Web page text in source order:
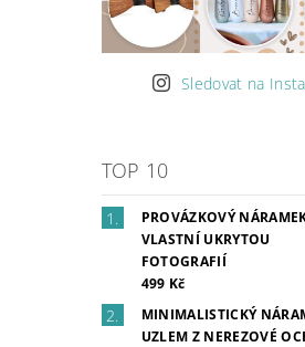
Sledovat na
TOP 10
PROVÁZKOVÝ
VLASTNÍ UKRYTOU
FOTOGRAFIÍ
499 Kč
MINIMALISTICKÝ
UZLEM Z NEREZOVÉ